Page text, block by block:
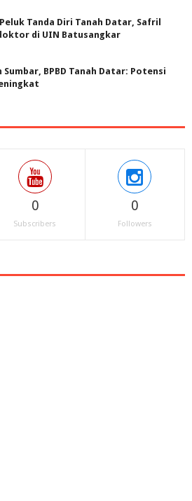
Tanda Diri Tanah Datar, Safril
di UIN Batusangkar
Sumbar, BPBD Tanah Datar: Potensi
0
Subscribers
0
Followers